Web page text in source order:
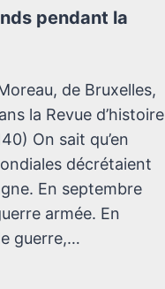
pendant la
de Bruxelles,
la Revue d’histoire
On sait qu’en
décrétaient
En septembre
armée. En
guerre,…